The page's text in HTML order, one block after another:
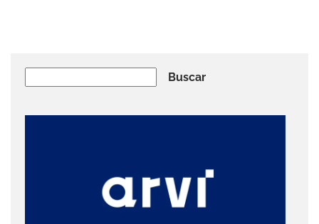
Buscar